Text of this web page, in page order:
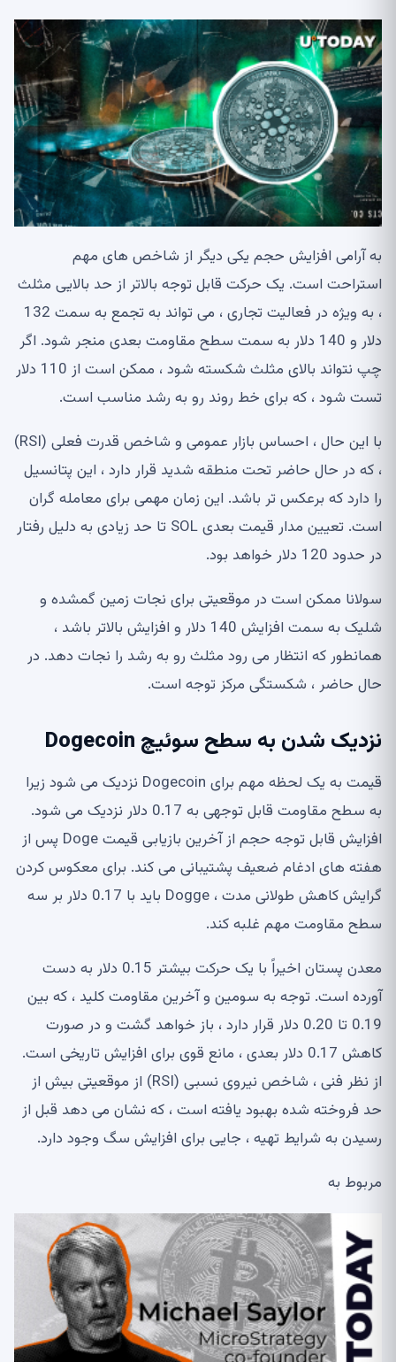
به آرامی افزایش حجم یکی دیگر از شاخص های مهم
استراحت است. یک حرکت قابل توجه بالاتر از حد بالایی مثلث
، به ویژه در فعالیت تجاری ، می تواند به تجمع به سمت 132
دلار و 140 دلار به سمت سطح مقاومت بعدی منجر شود. اگر
چپ نتواند بالای مثلث شکسته شود ، ممکن است از 110 دلار
تست شود ، که برای خط روند رو به رشد مناسب است.
با این حال ، احساس بازار عمومی و شاخص قدرت فعلی (RSI)
، که در حال حاضر تحت منطقه شدید قرار دارد ، این پتانسیل
را دارد که برعکس تر باشد. این زمان مهمی برای معامله گران
است. تعیین مدار قیمت بعدی SOL تا حد زیادی به دلیل رفتار
در حدود 120 دلار خواهد بود.
سولانا ممکن است در موقعیتی برای نجات زمین گمشده و
شلیک به سمت افزایش 140 دلار و افزایش بالاتر باشد ،
همانطور که انتظار می رود مثلث رو به رشد را نجات دهد. در
حال حاضر ، شکستگی مرکز توجه است.
نزدیک شدن به سطح سوئیچ Dogecoin
قیمت به یک لحظه مهم برای Dogecoin نزدیک می شود زیرا
به سطح مقاومت قابل توجهی به 0.17 دلار نزدیک می شود.
افزایش قابل توجه حجم از آخرین بازیابی قیمت Doge پس از
هفته های ادغام ضعیف پشتیبانی می کند. برای معکوس کردن
گرایش کاهش طولانی مدت ، Dogge باید با 0.17 دلار بر سه
سطح مقاومت مهم غلبه کند.
معدن پستان اخیراً با یک حرکت بیشتر 0.15 دلار به دست
آورده است. توجه به سومین و آخرین مقاومت کلید ، که بین
0.19 تا 0.20 دلار قرار دارد ، باز خواهد گشت و در صورت
کاهش 0.17 دلار بعدی ، مانع قوی برای افزایش تاریخی است.
از نظر فنی ، شاخص نیروی نسبی (RSI) از موقعیتی بیش از
حد فروخته شده بهبود یافته است ، که نشان می دهد قبل از
رسیدن به شرایط تهیه ، جایی برای افزایش سگ وجود دارد.
مربوط به